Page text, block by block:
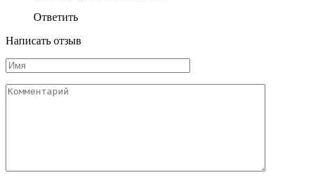
Ответить
Написать отзыв